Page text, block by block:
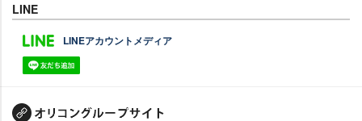
LINE
LINEアカウントメディア